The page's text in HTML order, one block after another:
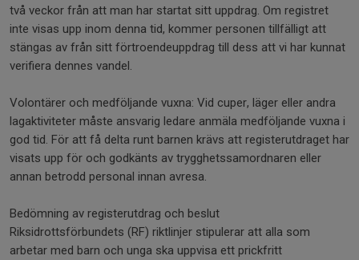
två veckor från att man har startat sitt uppdrag. Om registret
inte visas upp inom denna tid, kommer personen tillfälligt att
stängas av från sitt förtroendeuppdrag till dess att vi har kunnat
verifiera dennes vandel.
Volontärer och medföljande vuxna: Vid cuper, läger eller andra
lagaktiviteter måste ansvarig ledare anmäla medföljande vuxna i
god tid. För att få delta runt barnen krävs att registerutdraget har
visats upp för och godkänts av trygghetssamordnaren eller
annan betrodd personal innan avresa.
Bedömning av registerutdrag och beslut
Riksidrottsförbundets (RF) riktlinjer stipulerar att alla som
arbetar med barn och unga ska uppvisa ett prickfritt